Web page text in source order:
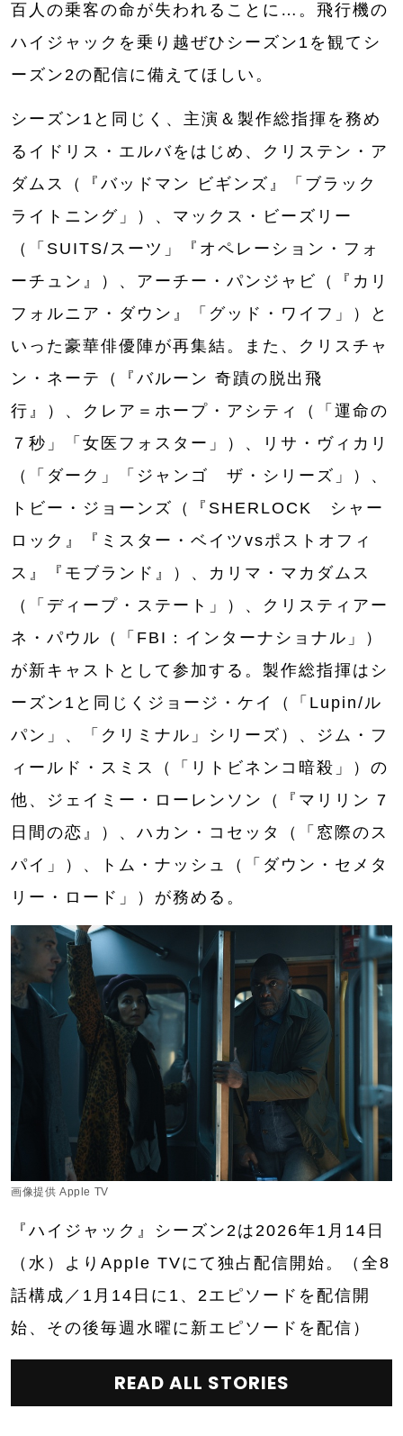
百人の乗客の命が失われることに…。飛行機の
ハイジャックを乗り越ぜひシーズン1を観てシ
ーズン2の配信に備えてほしい。
シーズン1と同じく、主演＆製作総指揮を務め
るイドリス・エルバをはじめ、クリステン・ア
ダムス（『バッドマン ビギンズ』「ブラック
ライトニング」）、マックス・ビーズリー
（「SUITS/スーツ」『オペレーション・フォ
ーチュン』）、アーチー・パンジャビ（『カリ
フォルニア・ダウン』「グッド・ワイフ」）と
いった豪華俳優陣が再集結。また、クリスチャ
ン・ネーテ（『バルーン 奇蹟の脱出飛
行』）、クレア＝ホープ・アシティ（「運命の
７秒」「女医フォスター」）、リサ・ヴィカリ
（「ダーク」「ジャンゴ ザ・シリーズ」）、
トビー・ジョーンズ（『SHERLOCK シャー
ロック』『ミスター・ベイツvsポストオフィ
ス』『モブランド』）、カリマ・マカダムス
（「ディープ・ステート」）、クリスティアー
ネ・パウル（「FBI：インターナショナル」）
が新キャストとして参加する。製作総指揮はシ
ーズン1と同じくジョージ・ケイ（「Lupin/ル
パン」、「クリミナル」シリーズ）、ジム・フ
ィールド・スミス（「リトビネンコ暗殺」）の
他、ジェイミー・ローレンソン（『マリリン 7
日間の恋』）、ハカン・コセッタ（「窓際のス
パイ」）、トム・ナッシュ（「ダウン・セメタ
リー・ロード」）が務める。
画像提供 Apple TV
『ハイジャック』シーズン2は2026年1月14日
（水）よりApple TVにて独占配信開始。（全8
話構成／1月14日に1、2エピソードを配信開
始、その後毎週水曜に新エピソードを配信）
READ ALL STORIES